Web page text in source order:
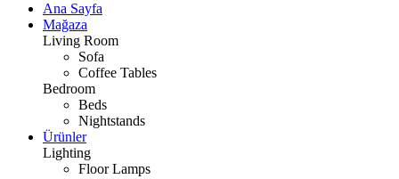
Ana Sayfa
Mağaza
Living Room
Sofa
Coffee Tables
Bedroom
Beds
Nightstands
Ürünler
Lighting
Floor Lamps